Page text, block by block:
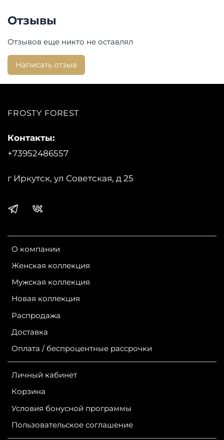
Отзывы
Отзывов еще никто не оставлял
Написать отзыв
FROSTY FOREST
О компании
Женская коллекция
Мужская коллекция
Новая коллекция
Распродажа
Доставка
Оплата / беспроцентные рассрочки
Личный кабинет
Корзина
Условия бонусной программы
Пользовательское соглашение
Контакты:
+73952486557
г Иркутск, ул Советская, д 25